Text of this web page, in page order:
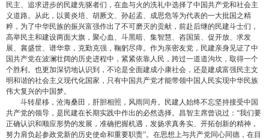
民主、追求进步的民建先驱者们，在血与火的洗礼中选择了中国共产党和社会主
义道路。从此，以黄炎培、胡厥文、孙起孟、成思危等为代表的一大批国之精
粹，为了中华民族的振兴富强作出了不可磨灭的贡献，前赴后继的民建斗士们，
高举民主和建设两面大旗，聚心血、斗黑暗、集智慧、咨国策、促开放、求发
展、襄盛世、谱华章，克勤克强，鞠躬尽瘁。作为亲密友党，民建亲身见证了中
国共产党在波澜壮阔的历史进程中，紧紧依靠人民，跨过一道道沟坎，取得一个
个胜利。也更加深切地认识到，不论是全面建成小康社会，还是建成富强民主文
明和谐的社会主义现代化国家，只有中国共产党才能带领中国人民实现中华民族
伟大复兴的中国梦。
斗转星移，沧海桑田，肝胆相照，风雨同舟。民建人始终不忘坚持接受中国
共产党的领导，是民建在长期实践中作出的必然选择。昌智主席曾说过：“我们要
正确认识和顺应形势的发展，准确把握机遇，发扬求真务实、开拓创新的精神，
努力肩负起参政党新的历史使命和重要职责”。在思想上与共产党同心同德，在目